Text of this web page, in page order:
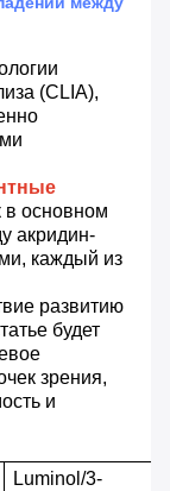
(CLIA),
основном
акридин-
каждый из
развитию
будет
зрения,
и
Luminol/3-